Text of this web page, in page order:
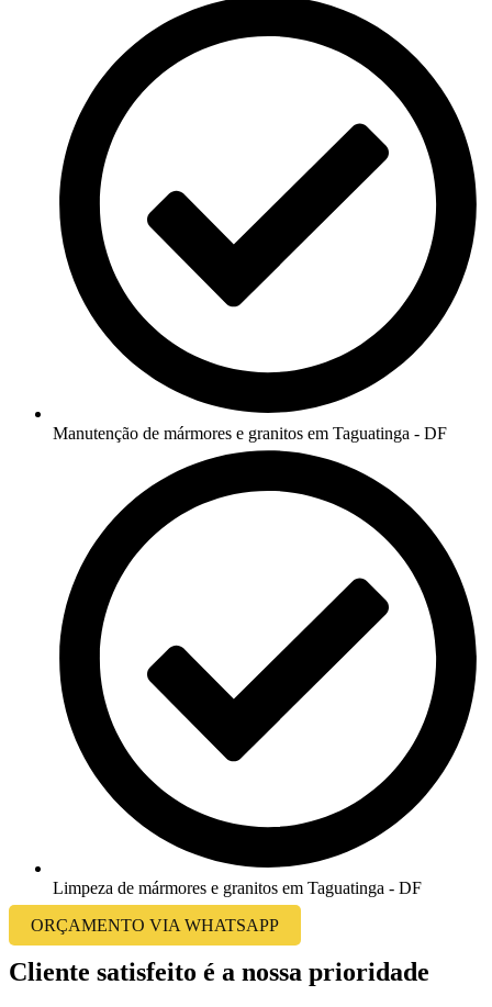
Manutenção de mármores e granitos em Taguatinga - DF
Limpeza de mármores e granitos em Taguatinga - DF
ORÇAMENTO VIA WHATSAPP
Cliente satisfeito é a nossa prioridade